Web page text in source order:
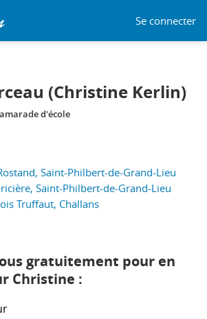
Se connecter
(Christine Kerlin)
Saint-Philbert-de-Grand-Lieu
Saint-Philbert-de-Grand-Lieu
Truffaut, Challans
d'école
gratuitement pour en
Christine :